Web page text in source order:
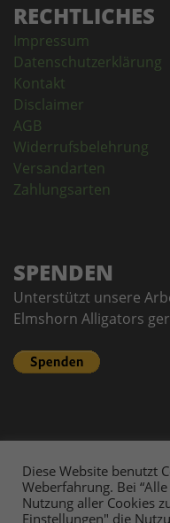
RECHTLICHES
Impressum
Datenschutzerklärung
Kontakt
Disclaimer
AGB
Widerrufsbelehrung
Versandarten
Zahlungsarten
SPENDEN
Unterstützt unsere
Elmshorn Alligators
Diese Website benutzt
Weberfahrung. Bei
Nutzung aller Cookies
Einstellungen" die